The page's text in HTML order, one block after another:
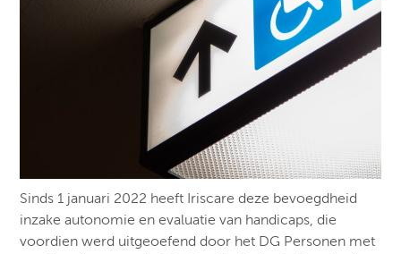
Sinds 1 januari 2022 heeft Iriscare deze bevoegdheid
inzake autonomie en evaluatie van handicaps, die
voordien werd uitgeoefend door het DG Personen met